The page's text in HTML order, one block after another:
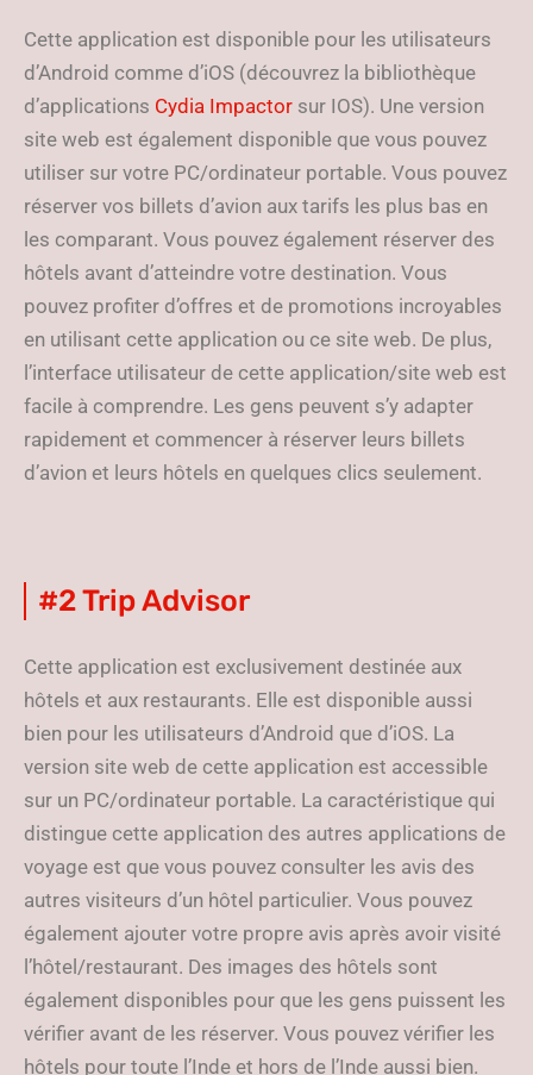
Cette application est disponible pour les utilisateurs
d’Android comme d’iOS (découvrez la bibliothèque
d’applications Cydia Impactor sur IOS). Une version
site web est également disponible que vous pouvez
utiliser sur votre PC/ordinateur portable. Vous pouvez
réserver vos billets d’avion aux tarifs les plus bas en
les comparant. Vous pouvez également réserver des
hôtels avant d’atteindre votre destination. Vous
pouvez profiter d’offres et de promotions incroyables
en utilisant cette application ou ce site web. De plus,
l’interface utilisateur de cette application/site web est
facile à comprendre. Les gens peuvent s’y adapter
rapidement et commencer à réserver leurs billets
d’avion et leurs hôtels en quelques clics seulement.
#2 Trip Advisor
Cette application est exclusivement destinée aux
hôtels et aux restaurants. Elle est disponible aussi
bien pour les utilisateurs d’Android que d’iOS. La
version site web de cette application est accessible
sur un PC/ordinateur portable. La caractéristique qui
distingue cette application des autres applications de
voyage est que vous pouvez consulter les avis des
autres visiteurs d’un hôtel particulier. Vous pouvez
également ajouter votre propre avis après avoir visité
l’hôtel/restaurant. Des images des hôtels sont
également disponibles pour que les gens puissent les
vérifier avant de les réserver. Vous pouvez vérifier les
hôtels pour toute l’Inde et hors de l’Inde aussi bien.